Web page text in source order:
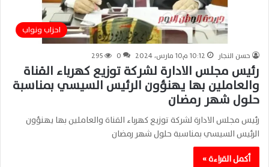
احزاب ونواب
حسن النجار 10:12 م10 مارس، 2024 0
295
رئيس مجلس الادارة لشركة توزيع كهرباء القناة
والعاملين بها يهنؤون الرئيس السيسي بمناسبة
حلول شهر رمضان
رئيس مجلس الادارة لشركة توزيع كهرباء القناة والعاملين بها يهنؤون
الرئيس السيسي بمناسبة حلول شهر رمضان
أكمل القراءة »